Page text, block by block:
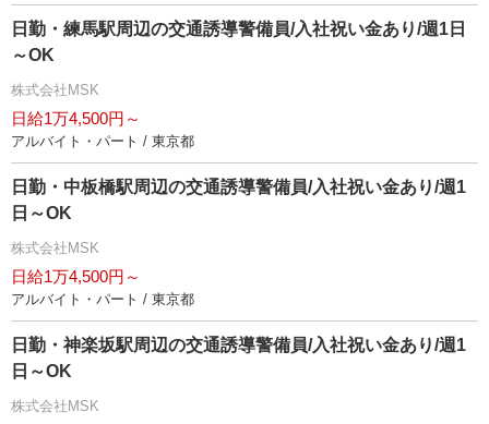
日勤・練馬駅周辺の交通誘導警備員/入社祝い金あり/週1日
～OK
株式会社MSK
日給1万4,500円～
アルバイト・パート / 東京都
日勤・中板橋駅周辺の交通誘導警備員/入社祝い金あり/週1
日～OK
株式会社MSK
日給1万4,500円～
アルバイト・パート / 東京都
日勤・神楽坂駅周辺の交通誘導警備員/入社祝い金あり/週1
日～OK
株式会社MSK